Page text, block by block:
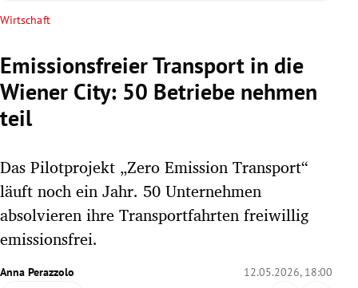
Untermenü
Untermenü
Untermenü
Untermenü
Untermenü
Untermenü
Wirtschaft
Emissionsfreier Transport in die
Wiener City: 50 Betriebe nehmen
teil
Das Pilotprojekt „Zero Emission Transport“
läuft noch ein Jahr. 50 Unternehmen
absolvieren ihre Transportfahrten freiwillig
emissionsfrei.
Anna Perazzolo
12.05.2026, 18:00